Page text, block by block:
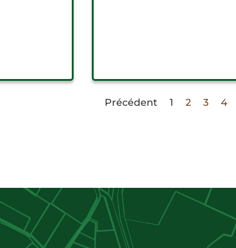
Précédent 1 2 3 4